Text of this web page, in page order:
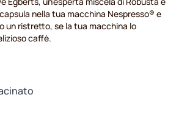
capsula nella tua macchina Nespresso® e
un ristretto, se la tua macchina lo
caffè.